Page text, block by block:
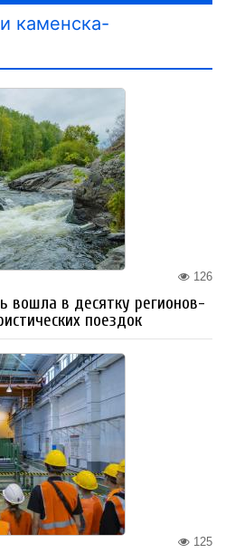
каменска-
126
вошла в десятку регионов-
поездок
125